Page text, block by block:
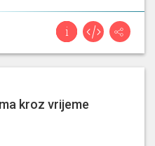
kroz vrijeme